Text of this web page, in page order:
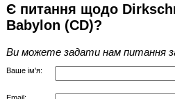
Є питання щодо
Babylon (CD)?
Ви можете задати нам питання
Ваше ім'я: